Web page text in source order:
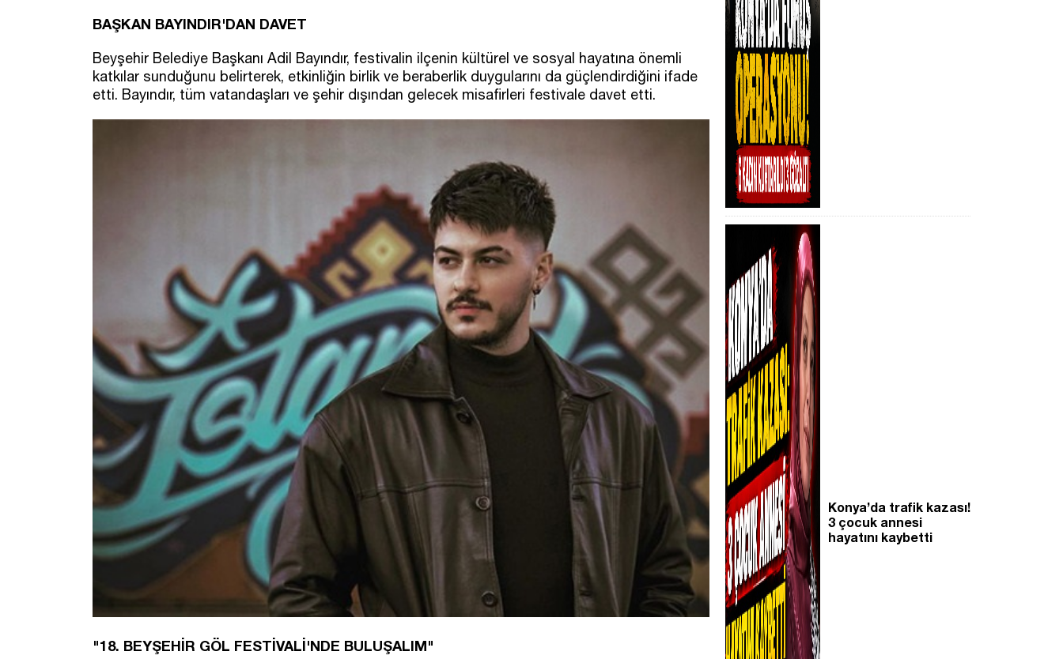
BAŞKAN BAYINDIR'DAN DAVET
Beyşehir Belediye Başkanı Adil Bayındır, festivalin ilçenin kültürel ve sosyal hayatına önemli
katkılar sunduğunu belirterek, etkinliğin birlik ve beraberlik duygularını da güçlendirdiğini ifade
etti. Bayındır, tüm vatandaşları ve şehir dışından gelecek misafirleri festivale davet etti.
"18. BEYŞEHİR GÖL FESTİVALİ'NDE BULUŞALIM"
Konya’da trafik kazası!
3 çocuk annesi
hayatını kaybetti